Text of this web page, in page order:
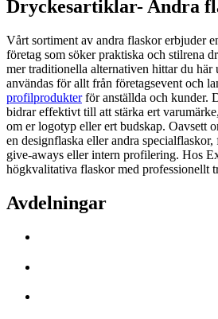
Dryckesartiklar- Andra
Vårt sortiment av andra flaskor erbjuder
företag som söker praktiska och stilrena
mer traditionella alternativen hittar du här
användas för allt från företagsevent och
profilprodukterför anställda och kunder.
bidrar effektivt till att stärka ert
om er logotyp eller ert budskap. Oavsett
en designflaska eller andra
give-aways eller intern profilering. Hos
högkvalitativa flaskor med professionellt
Avdelningar